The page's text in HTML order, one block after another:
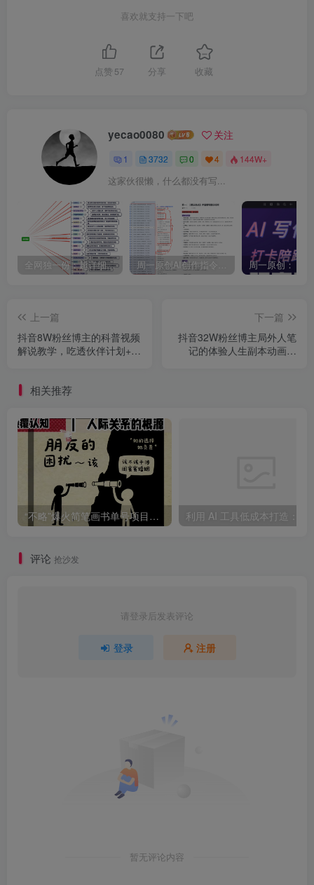
喜欢就支持一下吧
点赞 57 分享 收藏
yecao0080 关注
1 3732 0 4 144W+
这家伙很懒，什么都没有写...
全网独一份：超详细的40+个自媒体赛道领域解析手册，让你的内容创作不再局限！ 周一原创AI创作指令词：30+个领域赛道的创作提示词集合
上一篇
抖音8W粉丝博主的科普视频
解说教学，吃透伙伴计划+精
下一篇
抖音32W粉丝博主局外人笔
记的体验人生副本动画教
相关推荐
“不略”爆火简笔画书单号项目拆解，利用AI快速制作简笔画书单视频
评论 抢沙发
请登录后发表评论
登录 注册
暂无评论内容